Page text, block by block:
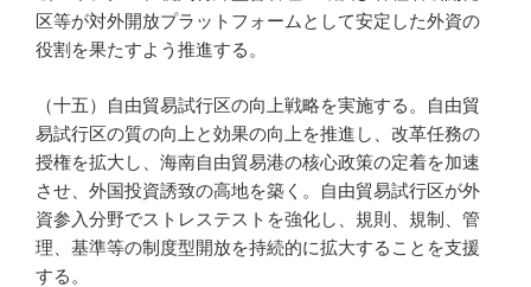
区等が対外開放プラットフォームとして安定した外資の
役割を果たすよう推進する。
（十五）自由貿易試行区の向上戦略を実施する。自由貿
易試行区の質の向上と効果の向上を推進し、改革任務の
授権を拡大し、海南自由貿易港の核心政策の定着を加速
させ、外国投資誘致の高地を築く。自由貿易試行区が外
資参入分野でストレステストを強化し、規則、規制、管
理、基準等の制度型開放を持続的に拡大することを支援
する。